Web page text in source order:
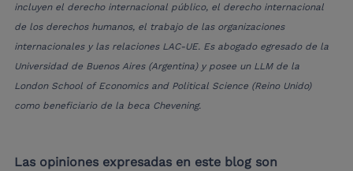
incluyen el derecho internacional público, el derecho internacional
de los derechos humanos, el trabajo de las organizaciones
internacionales y las relaciones LAC-UE. Es abogado egresado de la
Universidad de Buenos Aires (Argentina) y posee un LLM de la
London School of Economics and Political Science (Reino Unido)
como beneficiario de la beca Chevening.
Las opiniones expresadas en este blog son